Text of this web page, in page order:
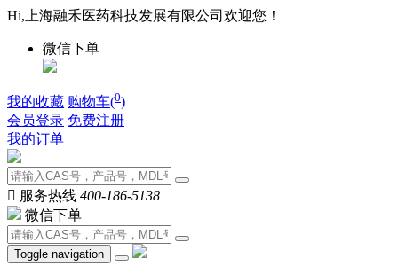
Hi,上海融禾医药科技发展有限公司欢迎您！
微信下单
我的收藏 购物车(0)
会员登录 免费注册
我的订单
 服务热线 400-186-5138
微信下单
Toggle navigation